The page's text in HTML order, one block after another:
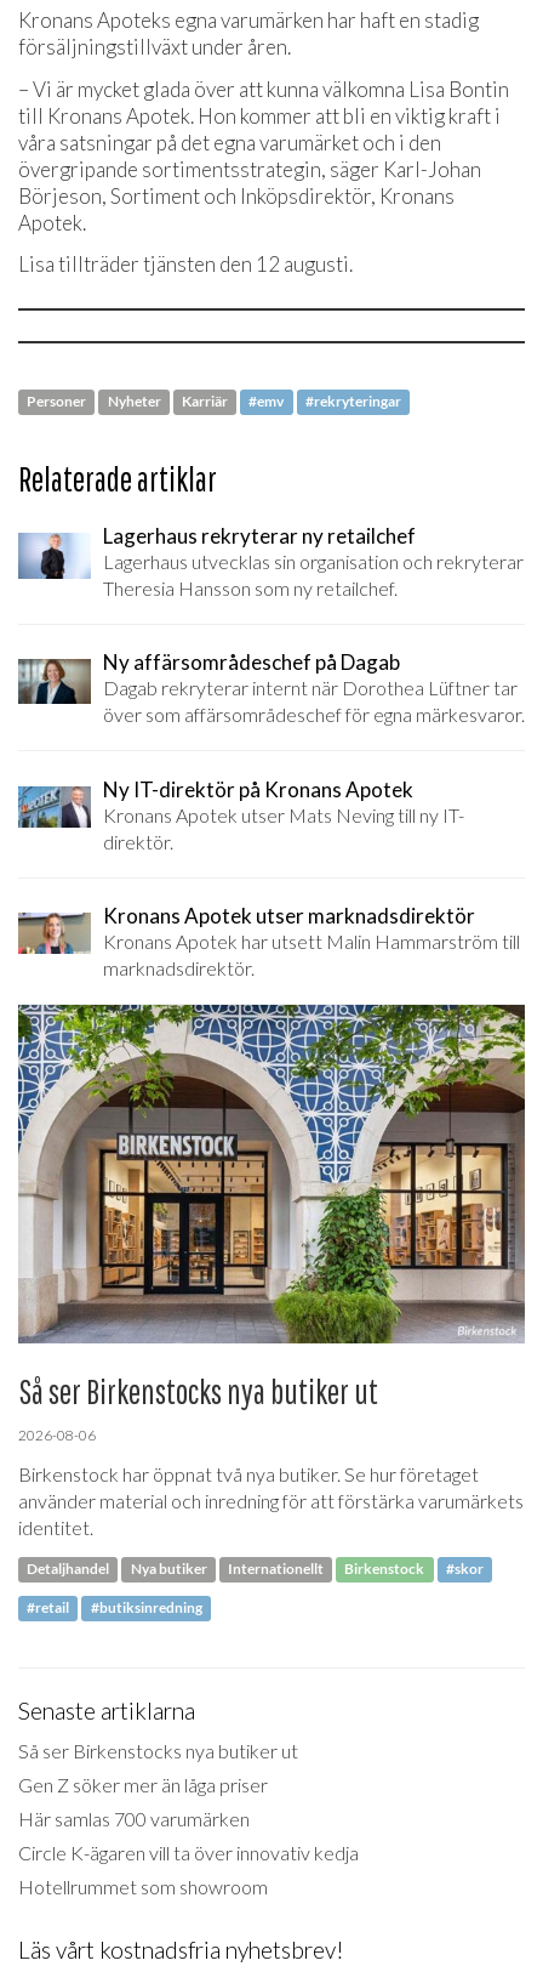
Kronans Apoteks egna varumärken har haft en stadig
försäljningstillväxt under åren.
– Vi är mycket glada över att kunna välkomna Lisa Bontin
till Kronans Apotek. Hon kommer att bli en viktig kraft i
våra satsningar på det egna varumärket och i den
övergripande sortimentsstrategin, säger Karl-Johan
Börjeson, Sortiment och Inköpsdirektör, Kronans
Apotek.
Lisa tillträder tjänsten den 12 augusti.
Personer Nyheter Karriär #emv #rekryteringar
Relaterade artiklar
Lagerhaus rekryterar ny retailchef
Lagerhaus utvecklas sin organisation och rekryterar
Theresia Hansson som ny retailchef.
Ny affärsområdeschef på Dagab
Dagab rekryterar internt när Dorothea Lüftner tar
över som affärsområdeschef för egna märkesvaror.
Ny IT-direktör på Kronans Apotek
Kronans Apotek utser Mats Neving till ny IT-
direktör.
Kronans Apotek utser marknadsdirektör
Kronans Apotek har utsett Malin Hammarström till
marknadsdirektör.
Så ser Birkenstocks nya butiker ut
2026-08-06
Birkenstock har öppnat två nya butiker. Se hur företaget
använder material och inredning för att förstärka varumärkets
identitet.
Detaljhandel Nya butiker Internationellt Birkenstock #skor
#retail #butiksinredning
Senaste artiklarna
Så ser Birkenstocks nya butiker ut
Gen Z söker mer än låga priser
Här samlas 700 varumärken
Circle K-ägaren vill ta över innovativ kedja
Hotellrummet som showroom
Läs vårt kostnadsfria nyhetsbrev!